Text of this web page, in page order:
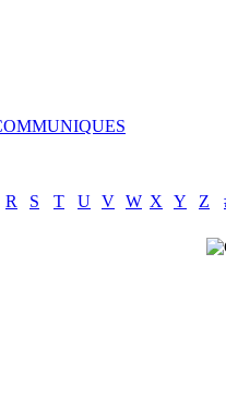
R S T U V W X Y Z